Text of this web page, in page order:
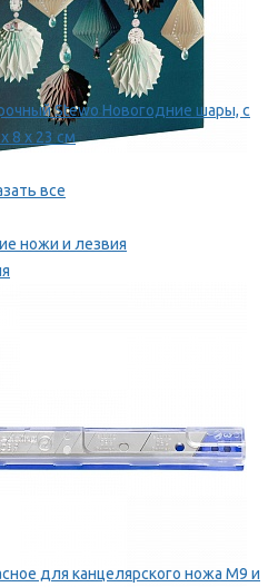
Stewo Новогодние шары, с
8 х 23 см
все
ножи и лезвия
для канцелярского ножа M9 и